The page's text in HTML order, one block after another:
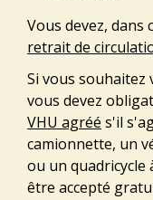
Vous devez, dans
retrait de
Si vous souhaitez
vous devez
VHU agréé s'il
camionnette, un
ou un
être accepté